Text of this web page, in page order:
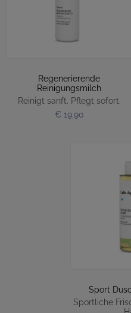
Regenerierende
Reinigungsmilch
Reinigt sanft. Pflegt sofort.
€ 19,90
Sport
Sportliche